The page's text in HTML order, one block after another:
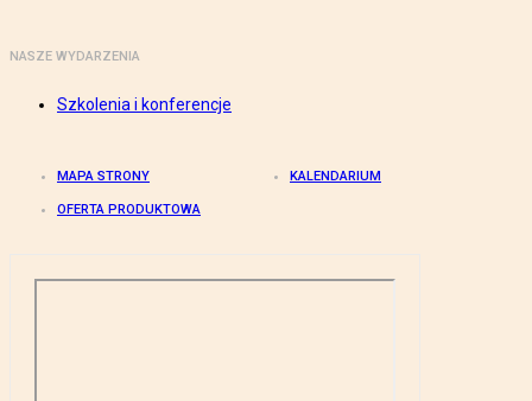
NASZE WYDARZENIA
Szkolenia i konferencje
MAPA STRONY KALENDARIUM
OFERTA PRODUKTOWA